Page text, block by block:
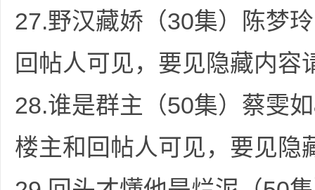
27.野汉藏娇（30集）陈梦
回帖人可见，要见隐藏内容
28.谁是群主（50集）蔡雯
楼主和回帖人可见，要见隐